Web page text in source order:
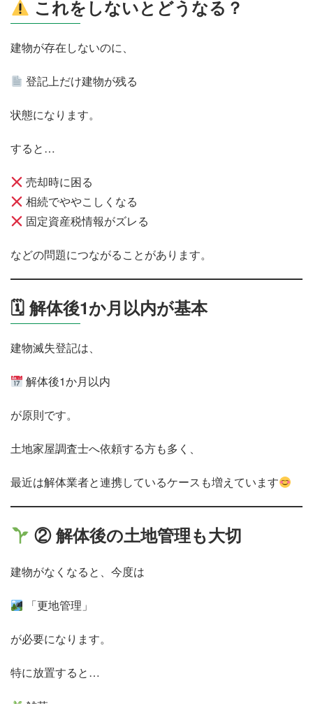
これをしないとどうなる？
建物が存在しないのに、
登記上だけ建物が残る
状態になります。
すると…
売却時に困る
相続でややこしくなる
固定資産税情報がズレる
などの問題につながることがあります。
🗓 解体後1か月以内が基本
建物滅失登記は、
解体後1か月以内
が原則です。
土地家屋調査士へ依頼する方も多く、
最近は解体業者と連携しているケースも増えています
② 解体後の土地管理も大切
建物がなくなると、今度は
「更地管理」
が必要になります。
特に放置すると…